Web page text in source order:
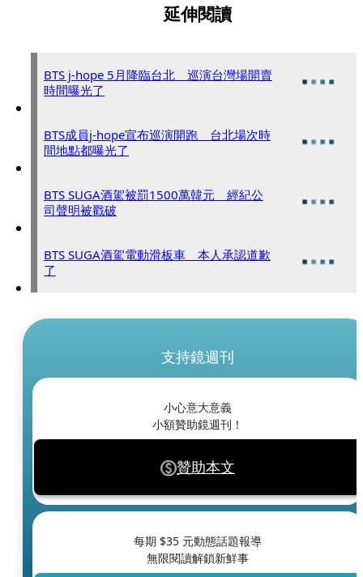
延伸閱讀
BTS j-hope 5月降臨台北 巡演台灣場開賣
時間曝光了
BTS成員j-hope宣布巡演開跑 台北場次時
間地點都曝光了
BTS SUGA酒駕被罰1500萬韓元 經紀公
司聲明被戳破
BTS SUGA酒駕電動滑板車 本人承認道歉
了
支持鏡週刊
小心意大意義
小額贊助鏡週刊！
贊助本文
每期 $35 元動態話題報導
無限閱讀解鎖新鮮事